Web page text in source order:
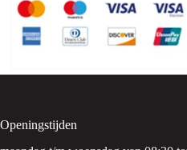
Openingstijden